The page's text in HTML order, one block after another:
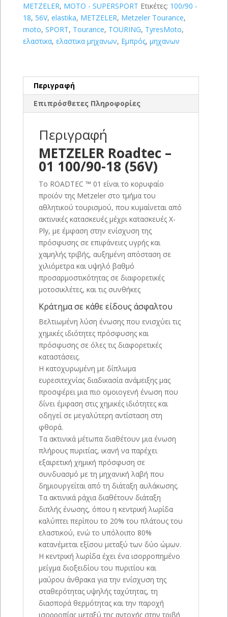
ποσότητα
METZELER, MOTO - SUPERSPORT Ετικέτες: 100/90 -
18, 56V, elastika, METZELER, Metzeler Tourance,
moto, SPORT, Tourance, TOURING, TyresMoto,
ελαστικα, ελαστικα μηχανων, Εμπρός, μηχανων
Περιγραφή
Επιπρόσθετες Πληροφορίες
Περιγραφή
METZELER Roadtec –
01 100/90-18 (56V)
Το ROADTEC ™ 01 είναι το κορυφαίο
προϊόν της Metzeler στο τμήμα του
αθλητικού τουρισμού, που κυμαίνεται από
ακτινικές κατασκευές μέχρι κατασκευές X-
Ply, με έμφαση στην ενίσχυση της
πρόσφυσης σε επιφάνειες υγρής και
χαμηλής τριβής, αυξημένη απόσταση σε
χιλιόμετρα και υψηλό βαθμό
προσαρμοστικότητας σε διαφορετικές
μοτοσικλέτες, και τις συνθήκες
Κράτημα σε κάθε είδους άσφαλτου
Βελτιωμένη λύση ένωσης που ενισχύει τις
χημικές ιδιότητες πρόσφυσης και
πρόσφυσης σε όλες τις διαφορετικές
καταστάσεις.
Η κατοχυρωμένη με δίπλωμα
ευρεσιτεχνίας διαδικασία ανάμειξης μας
προσφέρει μια πιο ομοιογενή ένωση που
δίνει έμφαση στις χημικές ιδιότητες και
οδηγεί σε μεγαλύτερη αντίσταση στη
φθορά.
Τα ακτινικά μέτωπα διαθέτουν μια ένωση
πλήρους πυριτίας, ικανή να παρέχει
εξαιρετική χημική πρόσφυση σε
συνδυασμό με τη μηχανική λαβή που
δημιουργείται από τη διάταξη αυλάκωσης.
Τα ακτινικά ράχια διαθέτουν διάταξη
διπλής ένωσης, όπου η κεντρική λωρίδα
καλύπτει περίπου το 20% του πλάτους του
ελαστικού, ενώ το υπόλοιπο 80%
κατανέμεται εξίσου μεταξύ των δύο ώμων.
Η κεντρική λωρίδα έχει ένα ισορροπημένο
μείγμα διοξειδίου του πυριτίου και
μαύρου άνθρακα για την ενίσχυση της
σταθερότητας υψηλής ταχύτητας, τη
διασπορά θερμότητας και την παροχή
ισορροπίας μεταξύ της αντοχής στην τριβή